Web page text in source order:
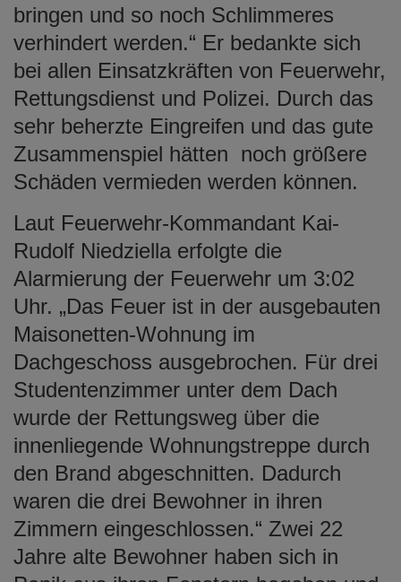
bringen und so noch Schlimmeres
verhindert werden.“ Er bedankte sich
bei allen Einsatzkräften von Feuerwehr,
Rettungsdienst und Polizei. Durch das
sehr beherzte Eingreifen und das gute
Zusammenspiel hätten noch größere
Schäden vermieden werden können.
Laut Feuerwehr-Kommandant Kai-
Rudolf Niedziella erfolgte die
Alarmierung der Feuerwehr um 3:02
Uhr. „Das Feuer ist in der ausgebauten
Maisonetten-Wohnung im
Dachgeschoss ausgebrochen. Für drei
Studentenzimmer unter dem Dach
wurde der Rettungsweg über die
innenliegende Wohnungstreppe durch
den Brand abgeschnitten. Dadurch
waren die drei Bewohner in ihren
Zimmern eingeschlossen.“ Zwei 22
Jahre alte Bewohner haben sich in